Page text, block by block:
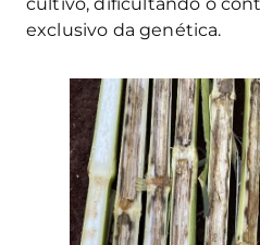
exclusivo da genética.